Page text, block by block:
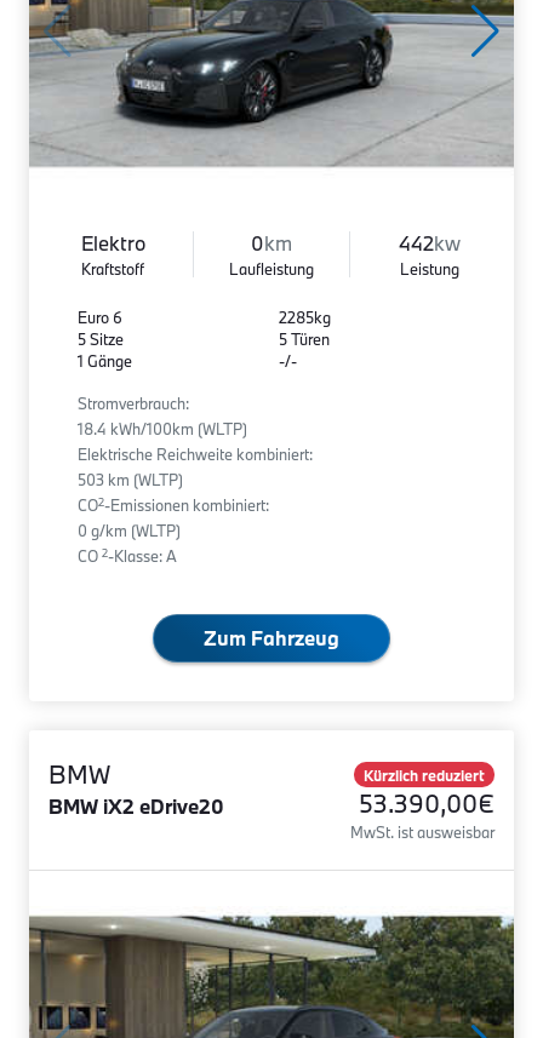
Elektro
Kraftstoff
0km
Laufleistung
442kw
Leistung
Euro 6
5 Sitze
1 Gänge
2285kg
5 Türen
-/-
Stromverbrauch:
18.4 kWh/100km (WLTP)
Elektrische Reichweite kombiniert:
503 km (WLTP)
CO2-Emissionen kombiniert:
0 g/km (WLTP)
CO 2-Klasse: A
Zum Fahrzeug
BMW
BMW iX2 eDrive20
Kürzlich reduziert
53.390,00€
MwSt. ist ausweisbar